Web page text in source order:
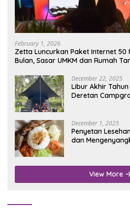
February 1, 2026
Zetta Luncurkan Paket Internet 50
Bulan, Sasar UMKM dan Rumah
December 22, 2025
Libur Akhir
Deretan
December 1, 2025
Penyetan
dan
View More